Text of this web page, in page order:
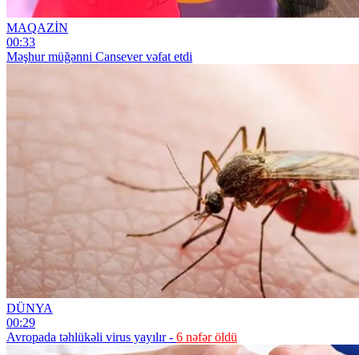
MAQAZİN
00:33
Məşhur müğənni Cansever vəfat etdi
DÜNYA
00:29
Avropada təhlükəli virus yayılır - 6 nəfər öldü